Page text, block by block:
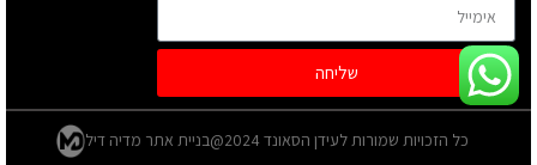
שליחה
בניית אתר מדיה דיל כל הזכויות שמורות לעידן הסאונד 2024@